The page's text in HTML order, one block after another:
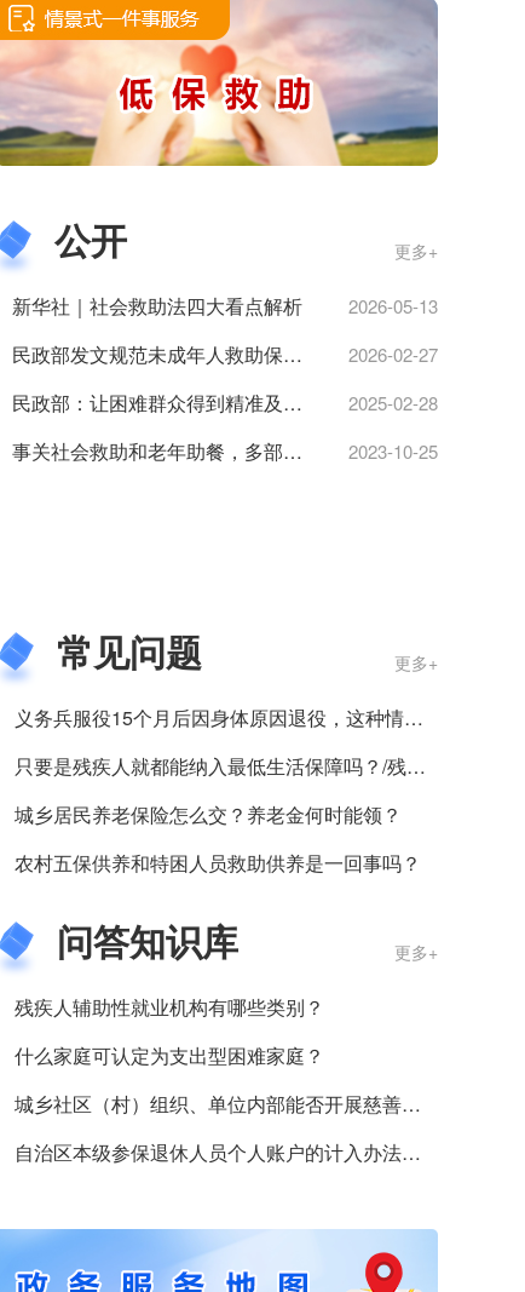
公开 更多+
新华社｜社会救助法四大看点解析 2026-05-13
民政部发文规范未成年人救助保护机构管理 2026-02-27
民政部：让困难群众得到精准及时、可感可及的救助帮扶 2025-02-28
事关社会救助和老年助餐，多部门发布最新消息！ 2023-10-25
常见问题 更多+
义务兵服役15个月后因身体原因退役，这种情况下家庭优待金如何发放？
只要是残疾人就都能纳入最低生活保障吗？/残疾人都能得低保吗？
城乡居民养老保险怎么交？养老金何时能领？
农村五保供养和特困人员救助供养是一回事吗？
问答知识库 更多+
残疾人辅助性就业机构有哪些类别？
什么家庭可认定为支出型困难家庭？
城乡社区（村）组织、单位内部能否开展慈善救助活动？
自治区本级参保退休人员个人账户的计入办法如何确定？